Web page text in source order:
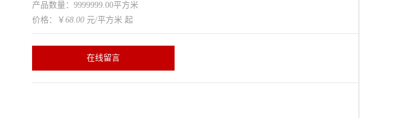
产品数量：9999999.00平方米
价格：￥ 68.00 元/平方米 起
在线留言